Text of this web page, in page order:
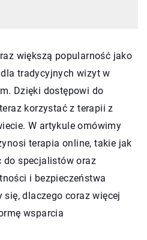
większą popularność jako
tradycyjnych wizyt w
Dzięki dostępowi do
korzystać z terapii z
W artykule omówimy
terapia online, takie jak
do specjalistów oraz
i bezpieczeństwa
dlaczego coraz więcej
wsparcia